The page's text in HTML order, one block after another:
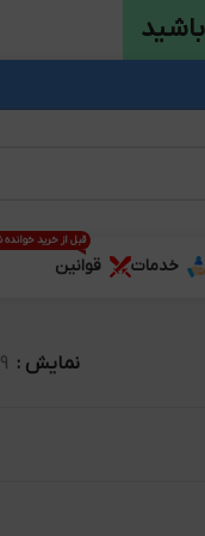
خدمات قوانین
قبل از خرید خوانده
نمایش 9